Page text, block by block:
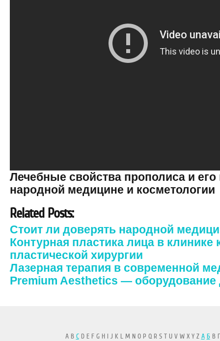
Лечебные свойства прополиса и
народной медицине и косметологии
Related Posts:
Стоит ли доверять народной
Контурная пластика лица в клинике
пластической хирургии
Лазерная терапия в современной
Premium Aesthetics — оборудование
A B CD E F G H I J K L M N O P Q R S T U V W X Y Z А БВ